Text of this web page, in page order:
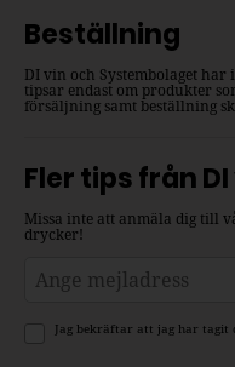
Beställning
DI vin och Systembolaget
tipsar endast om produkter
försäljning samt beställning
Fler tips från
Missa inte att anmäla dig till
drycker!
Jag bekräftar att jag har tagit